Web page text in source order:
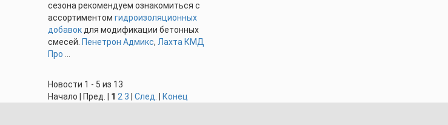
сезона рекомендуем ознакомиться с
ассортиментом гидроизоляционных
добавок для модификации бетонных
смесей. Пенетрон Адмикс, Лахта КМД
Про
Новости 1 - 5 из 13
Начало | Пред. | 1 2 3 След. Конец